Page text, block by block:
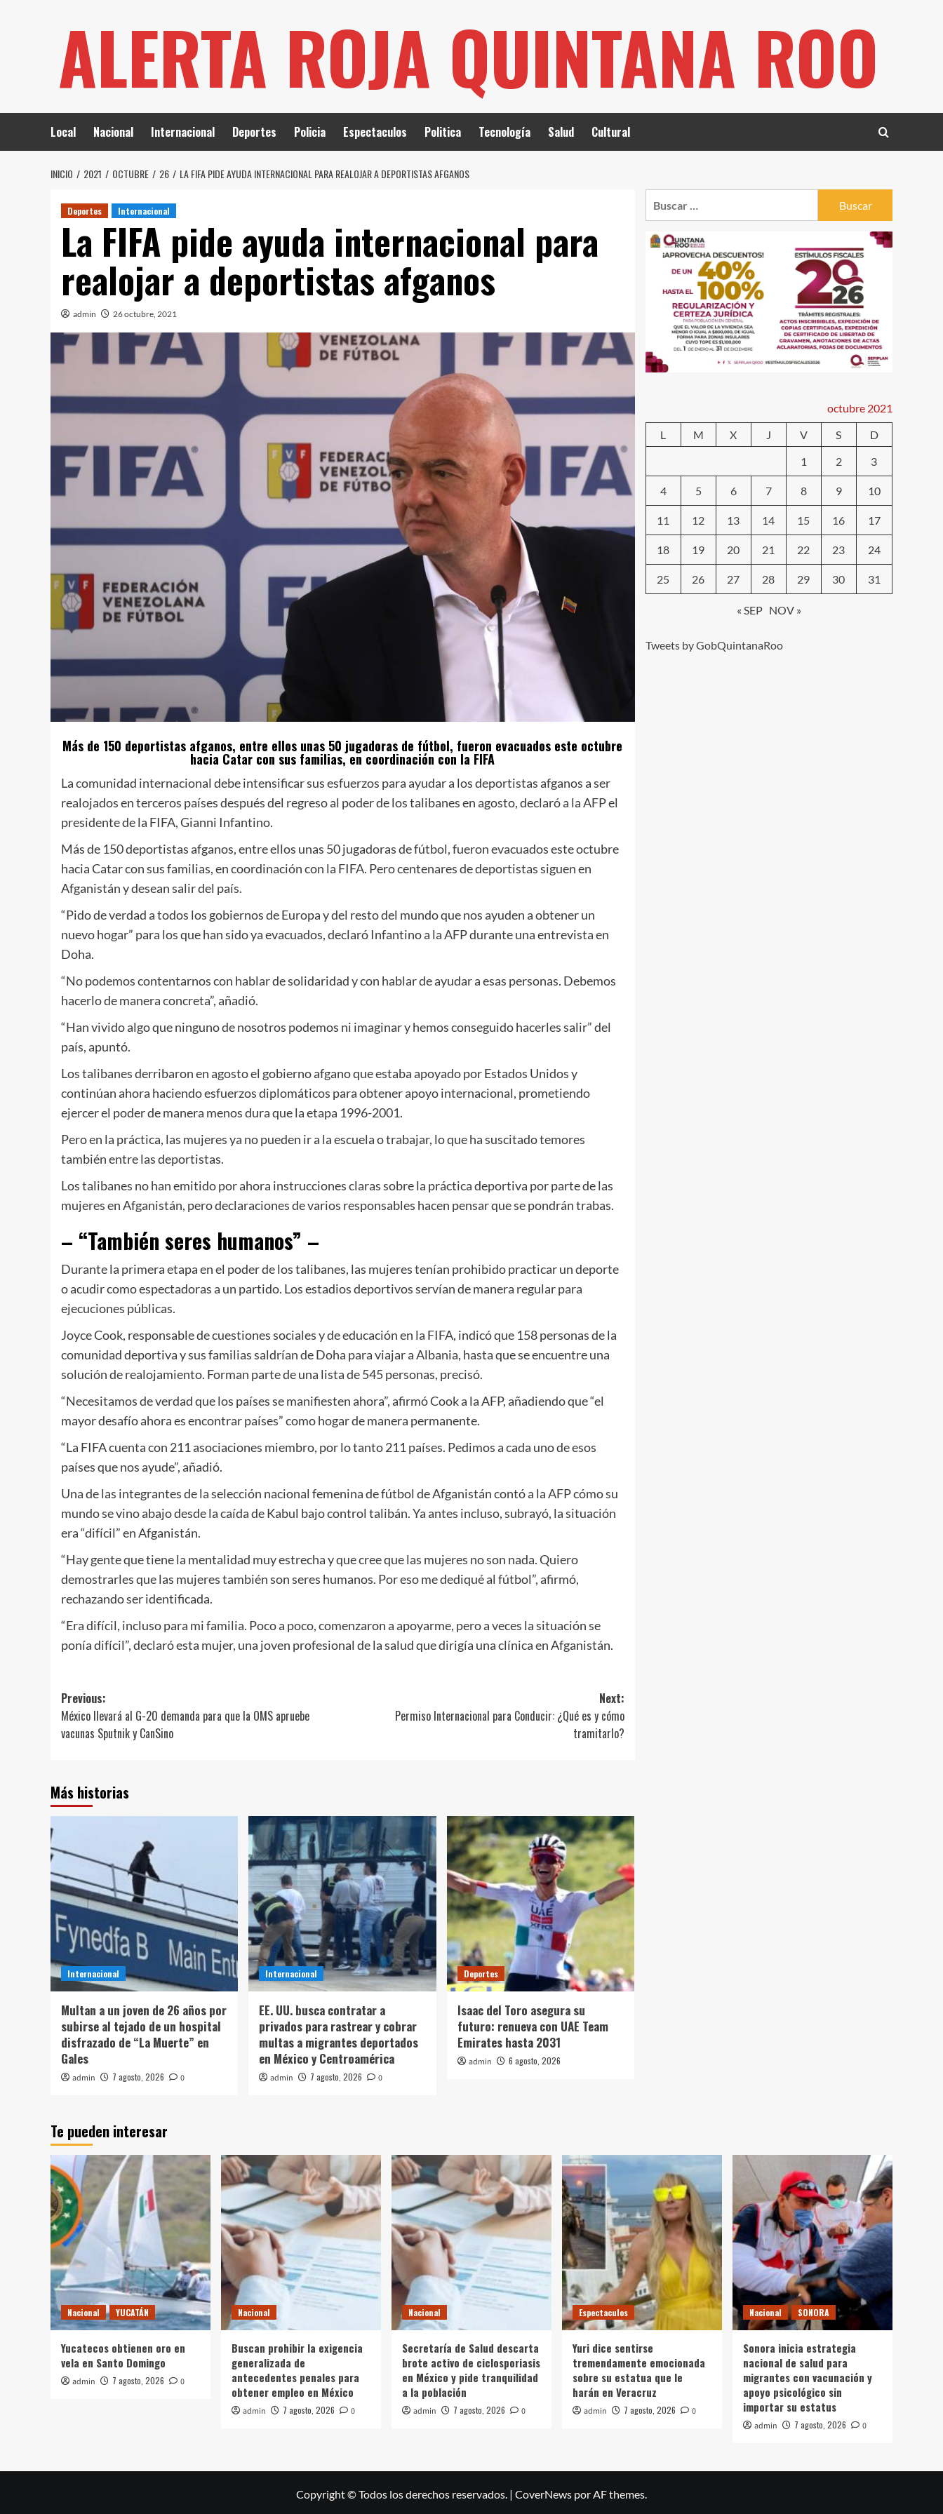
ALERTA ROJA QUINTANA ROO
Local Nacional Internacional Deportes Policia Espectaculos Politica Tecnología Salud Cultural
INICIO 2021 OCTUBRE 26 LA FIFA PIDE AYUDA INTERNACIONAL PARA REALOJAR A DEPORTISTAS AFGANOS
Deportes Internacional
La FIFA pide ayuda internacional para
realojar a deportistas afganos
admin 26 octubre, 2021
Más de 150 deportistas afganos, entre ellos unas 50 jugadoras de fútbol, fueron evacuados este octubre
hacia Catar con sus familias, en coordinación con la FIFA
La comunidad internacional debe intensificar sus esfuerzos para ayudar a los deportistas afganos a ser
realojados en terceros países después del regreso al poder de los talibanes en agosto, declaró a la AFP el
presidente de la FIFA, Gianni Infantino.
Más de 150 deportistas afganos, entre ellos unas 50 jugadoras de fútbol, fueron evacuados este octubre
hacia Catar con sus familias, en coordinación con la FIFA. Pero centenares de deportistas siguen en
Afganistán y desean salir del país.
“Pido de verdad a todos los gobiernos de Europa y del resto del mundo que nos ayuden a obtener un
nuevo hogar” para los que han sido ya evacuados, declaró Infantino a la AFP durante una entrevista en
Doha.
“No podemos contentarnos con hablar de solidaridad y con hablar de ayudar a esas personas. Debemos
hacerlo de manera concreta”, añadió.
“Han vivido algo que ninguno de nosotros podemos ni imaginar y hemos conseguido hacerles salir” del
país, apuntó.
Los talibanes derribaron en agosto el gobierno afgano que estaba apoyado por Estados Unidos y
continúan ahora haciendo esfuerzos diplomáticos para obtener apoyo internacional, prometiendo
ejercer el poder de manera menos dura que la etapa 1996-2001.
Pero en la práctica, las mujeres ya no pueden ir a la escuela o trabajar, lo que ha suscitado temores
también entre las deportistas.
Los talibanes no han emitido por ahora instrucciones claras sobre la práctica deportiva por parte de las
mujeres en Afganistán, pero declaraciones de varios responsables hacen pensar que se pondrán trabas.
– “También seres humanos” –
Durante la primera etapa en el poder de los talibanes, las mujeres tenían prohibido practicar un deporte
o acudir como espectadoras a un partido. Los estadios deportivos servían de manera regular para
ejecuciones públicas.
Joyce Cook, responsable de cuestiones sociales y de educación en la FIFA, indicó que 158 personas de la
comunidad deportiva y sus familias saldrían de Doha para viajar a Albania, hasta que se encuentre una
solución de realojamiento. Forman parte de una lista de 545 personas, precisó.
“Necesitamos de verdad que los países se manifiesten ahora”, afirmó Cook a la AFP, añadiendo que “el
mayor desafío ahora es encontrar países” como hogar de manera permanente.
“La FIFA cuenta con 211 asociaciones miembro, por lo tanto 211 países. Pedimos a cada uno de esos
países que nos ayude”, añadió.
Una de las integrantes de la selección nacional femenina de fútbol de Afganistán contó a la AFP cómo su
mundo se vino abajo desde la caída de Kabul bajo control talibán. Ya antes incluso, subrayó, la situación
era “difícil” en Afganistán.
“Hay gente que tiene la mentalidad muy estrecha y que cree que las mujeres no son nada. Quiero
demostrarles que las mujeres también son seres humanos. Por eso me dediqué al fútbol”, afirmó,
rechazando ser identificada.
“Era difícil, incluso para mi familia. Poco a poco, comenzaron a apoyarme, pero a veces la situación se
ponía difícil”, declaró esta mujer, una joven profesional de la salud que dirigía una clínica en Afganistán.
Post
navigation
Previous:
México llevará al G-20 demanda para que la OMS apruebe
vacunas Sputnik y CanSino
Next:
Permiso Internacional para Conducir: ¿Qué es y cómo
tramitarlo?
Más historias
Internacional
Multan a un joven de 26 años por
subirse al tejado de un hospital
disfrazado de “La Muerte” en
Gales
admin 7 agosto, 2026 0
Internacional
EE. UU. busca contratar a
privados para rastrear y cobrar
multas a migrantes deportados
en México y Centroamérica
admin 7 agosto, 2026 0
Deportes
Isaac del Toro asegura su
futuro: renueva con UAE Team
Emirates hasta 2031
admin 6 agosto, 2026
octubre 2021
L
M X J V S
D
1
2 3
4 5 6 7 8 9 10
11 12 13 14 15 16 17
18 19 20 21 22 23 24
25 26 27 28 29 30 31
« SEP NOV »
Tweets by GobQuintanaRoo
Te pueden interesar
Nacional YUCATÁN
Yucatecos obtienen oro en
vela en Santo Domingo
admin 7 agosto, 2026 0
Nacional
Buscan prohibir la exigencia
generalizada de
antecedentes penales para
obtener empleo en México
admin 7 agosto, 2026 0
Nacional
Secretaría de Salud descarta
brote activo de ciclosporiasis
en México y pide tranquilidad
a la población
admin 7 agosto, 2026 0
Espectaculos
Yuri dice sentirse
tremendamente emocionada
sobre su estatua que le
harán en Veracruz
admin 7 agosto, 2026 0
Nacional SONORA
Sonora inicia estrategia
nacional de salud para
migrantes con vacunación y
apoyo psicológico sin
importar su estatus
admin 7 agosto, 2026 0
Copyright © Todos los derechos reservados. | CoverNews por AF themes.